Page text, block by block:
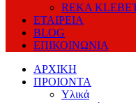
REKA
ΕΤΑΙΡΕΙΑ
BLOG
ΕΠΙΚΟΙΝΩΝΙΑ
ΑΡΧΙΚΗ
ΠΡΟΙΟΝΤΑ
Υλικά